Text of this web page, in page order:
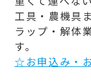
工具・農機具
ラップ・解体
す。
☆お申込み・